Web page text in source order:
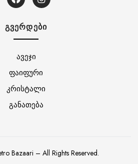
ᲒᲕᲔᲠᲓᲔᲑᲘ
ავეჯი
ფაიფური
კრისტალი
განათება
Bazaari – All Rights Reserved.